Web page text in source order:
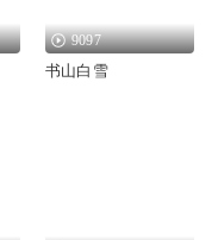
9097
书山白雪